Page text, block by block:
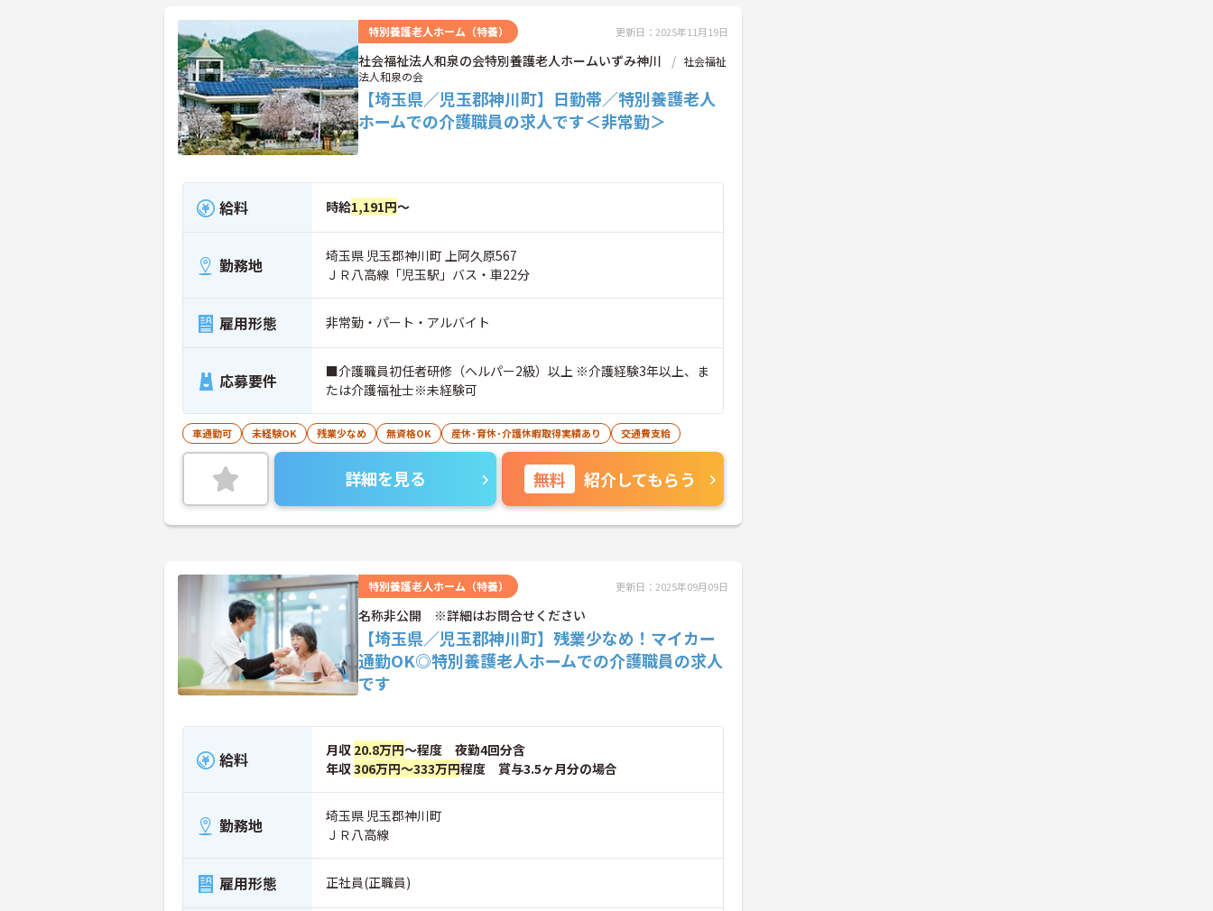
特別養護老人ホーム（特養） 更新日：2025年11月19日
社会福祉法人和泉の会特別養護老人ホームいずみ神川
社会福祉
法人和泉の会
【埼玉県／児玉郡神川町】日勤帯／特別養護老人
ホームでの介護職員の求人です＜非常勤＞
給料 時給1,191円～
勤務地
埼玉県 児玉郡神川町 上阿久原567
ＪＲ八高線「児玉駅」バス・車22分
雇用形態 非常勤・パート・アルバイト
応募要件
■介護職員初任者研修（ヘルパー2級）以上 ※介護経験3年以上、ま
たは介護福祉士※未経験可
車通勤可 未経験OK 残業少なめ 無資格OK 産休･育休･介護休暇取得実績あり 交通費支給
詳細を見る 無料 紹介してもらう
特別養護老人ホーム（特養） 更新日：2025年09月09日
名称非公開 ※詳細はお問合せください
【埼玉県／児玉郡神川町】残業少なめ！マイカー
通勤OK◎特別養護老人ホームでの介護職員の求人
です
給料 月収 20.8万円～程度 夜勤4回分含
年収306万円～333万円程度 賞与3.5ヶ月分の場合
勤務地
埼玉県 児玉郡神川町
ＪＲ八高線
雇用形態 正社員(正職員)